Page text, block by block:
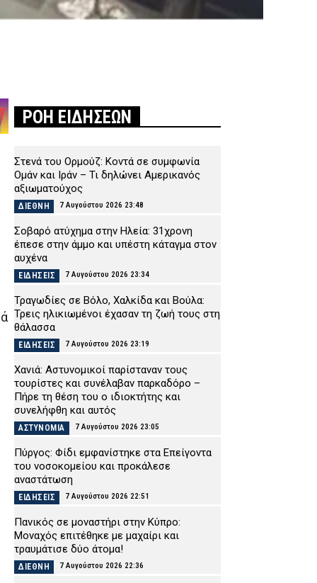
ΡΟΗ ΕΙΔΗΣΕΩΝ
Στενά του Ορμούζ: Κοντά σε συμφωνία
Ομάν και Ιράν – Τι δηλώνει Αμερικανός
αξιωματούχος
ΔΙΕΘΝΗ 7 Αυγούστου 2026 23:48
Σοβαρό ατύχημα στην Ηλεία: 31χρονη
έπεσε στην άμμο και υπέστη κάταγμα στον
αυχένα
ΕΙΔΗΣΕΙΣ 7 Αυγούστου 2026 23:34
Τραγωδίες σε Βόλο, Χαλκίδα και Βούλα:
Τρεις ηλικιωμένοι έχασαν τη ζωή τους στη
θάλασσα
ΕΙΔΗΣΕΙΣ 7 Αυγούστου 2026 23:19
Χανιά: Αστυνομικοί παρίσταναν τους
τουρίστες και συνέλαβαν παρκαδόρο –
Πήρε τη θέση του ο ιδιοκτήτης και
συνελήφθη και αυτός
ΑΣΤΥΝΟΜΙΑ 7 Αυγούστου 2026 23:05
Πύργος: Φίδι εμφανίστηκε στα Επείγοντα
του νοσοκομείου και προκάλεσε
αναστάτωση
ΕΙΔΗΣΕΙΣ 7 Αυγούστου 2026 22:51
Πανικός σε μοναστήρι στην Κύπρο:
Μοναχός επιτέθηκε με μαχαίρι και
τραυμάτισε δύο άτομα!
ΔΙΕΘΝΗ 7 Αυγούστου 2026 22:36